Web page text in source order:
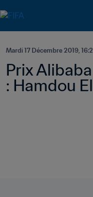
Mardi 17 Décembre 2019,
Prix
: Hamdou